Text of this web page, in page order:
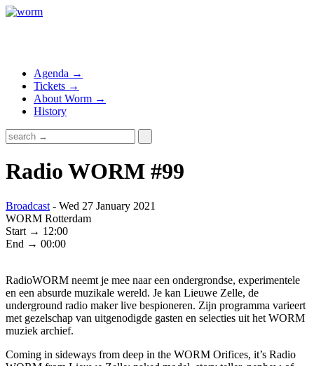
Agenda →
Tickets →
About Worm →
History
Radio WORM #99
Broadcast - Wed 27 January 2021
WORM Rotterdam
Start → 12:00
End → 00:00
RadioWORM neemt je mee naar een ondergrondse, experimentele
en een absurde muzikale wereld. Je kan Lieuwe Zelle, de
underground radio maker live bespioneren. Zijn programma varieert
met gezelschap van uitgenodigde gasten en selecties uit het WORM
muziek archief.
Coming in sideways from deep in the WORM Orifices, it’s Radio